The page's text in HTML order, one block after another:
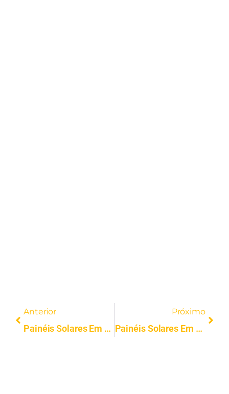
Anterior
Painéis Solares Em Viseu | Instalação Profissional | Solar FV
Próximo
Painéis Solares Em Arganil | Instalação Profissional | Solar FV